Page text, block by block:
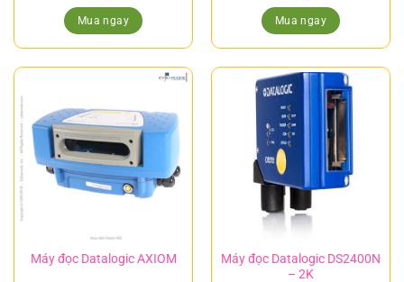
Mua ngay Mua ngay
Máy đọc Datalogic AXIOM
Máy đọc Datalogic DS2400N
– 2K